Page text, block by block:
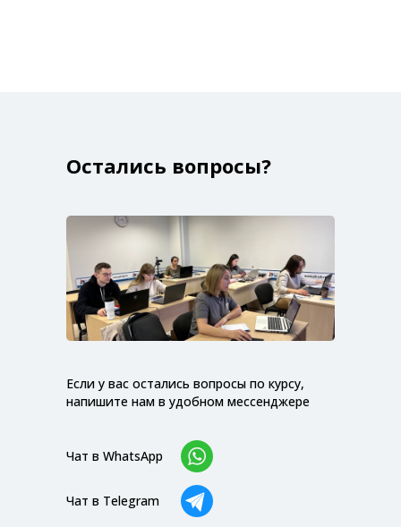
Остались вопросы?
Если у вас остались вопросы по курсу,
напишите нам в удобном мессенджере
Чат в WhatsApp
Чат в Telegram